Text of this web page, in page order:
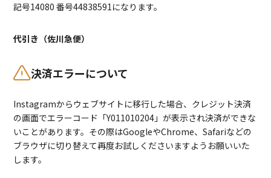
記号14080 番号44838591になります。
代引き（佐川急便）
決済エラーについて
Instagramからウェブサイトに移行した場合、クレジット決済
の画面でエラーコード「Y011010204」が表示され決済ができな
いことがあります。その際はGoogleやChrome、Safariなどの
ブラウザに切り替えて再度お試しくださいますようお願いいた
します。